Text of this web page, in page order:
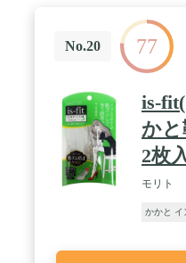
熱と摩擦を減らすこと
を快適に、保護し、涼
向け】このアーチサポ
一日中活動中の衝撃を
ウォーキング、ランニ
らず、靴のインソー
保ちます。 足と脚の
イズ可能サイズ】こ
の異なるサイズがあり
デザインです。スポー
ーズ、ワークシュー
ど、ほぼすべての靴
や、長時間歩いたり立
No.20 77
is-
か
2枚
モリト
かかと イ